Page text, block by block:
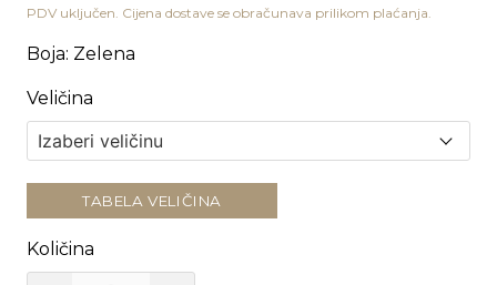
PDV uključen. Cijena dostave se obračunava prilikom plaćanja.
Boja: Zelena
Veličina
TABELA VELIČINA
Količina